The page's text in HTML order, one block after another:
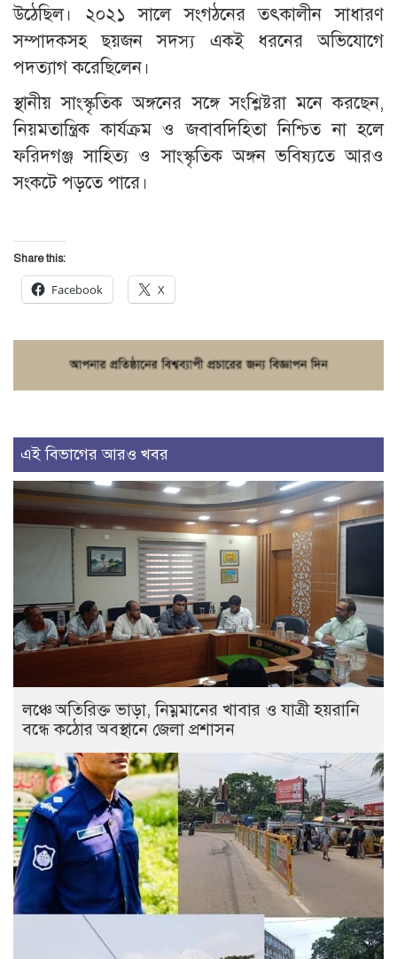
উঠেছিল। ২০২১ সালে সংগঠনের তৎকালীন সাধারণ
সম্পাদকসহ ছয়জন সদস্য একই ধরনের অভিযোগে
পদত্যাগ করেছিলেন।
স্থানীয় সাংস্কৃতিক অঙ্গনের সঙ্গে সংশ্লিষ্টরা মনে করছেন,
নিয়মতান্ত্রিক কার্যক্রম ও জবাবদিহিতা নিশ্চিত না হলে
ফরিদগঞ্জ সাহিত্য ও সাংস্কৃতিক অঙ্গন ভবিষ্যতে আরও
সংকটে পড়তে পারে।
Share this:
Facebook X
এই বিভাগের আরও খবর
লঞ্চে অতিরিক্ত ভাড়া, নিম্নমানের খাবার ও যাত্রী হয়রানি
বন্ধে কঠোর অবস্থানে জেলা প্রশাসন